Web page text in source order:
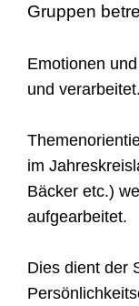
Gruppen
Emotionen
und verarbeitet.
im
Bäcker etc.)
aufgearbeitet.
Dies dient der